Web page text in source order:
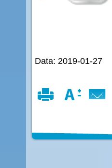
Data: 2019-01-27